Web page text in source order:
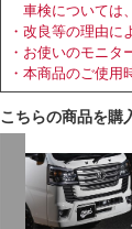
車検については
・改良等の理由に
・お使いのモニタ
・本商品のご使用
こちらの商品を購